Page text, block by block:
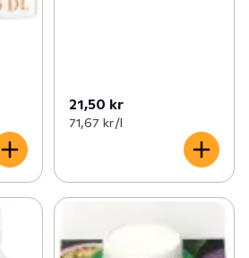
21,50 kr
71,67 kr /l